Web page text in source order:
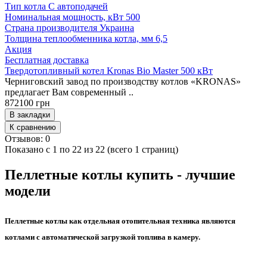
Тип котла С автоподачей
Номинальная мощность, кВт 500
Страна производителя Украина
Толщина теплообменника котла, мм 6,5
Акция
Бесплатная доставка
Твердотопливный котел Kronas Bio Master 500 кВт
Черниговский завод по производству котлов «KRONAS»
предлагает Вам современный ..
872100 грн
В закладки
К сравнению
Отзывов: 0
Показано с 1 по 22 из 22 (всего 1 страниц)
Пеллетные котлы купить - лучшие
модели
Пеллетные котлы как отдельная отопительная техника являются
котлами с автоматической загрузкой топлива в камеру.